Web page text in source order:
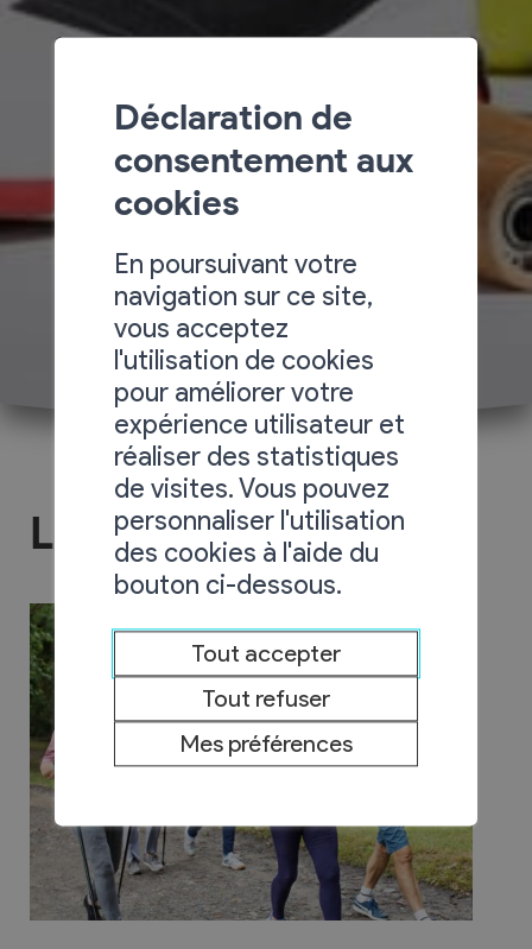
Les Deux Rives
Déclaration de
consentement aux
cookies
En poursuivant votre
navigation sur ce site,
vous acceptez
l'utilisation de cookies
pour améliorer votre
expérience utilisateur et
réaliser des statistiques
de visites. Vous pouvez
personnaliser l'utilisation
des cookies à l'aide du
bouton ci-dessous.
Tout accepter
Tout refuser
Mes préférences